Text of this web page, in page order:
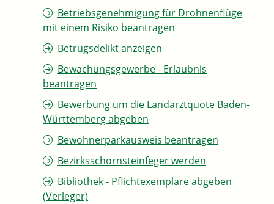
Betriebsgenehmigung für Drohnenflüge
mit einem Risiko beantragen
Betrugsdelikt anzeigen
Bewachungsgewerbe - Erlaubnis
beantragen
Bewerbung um die Landarztquote Baden-
Württemberg abgeben
Bewohnerparkausweis beantragen
Bezirksschornsteinfeger werden
Bibliothek - Pflichtexemplare abgeben
(Verleger)